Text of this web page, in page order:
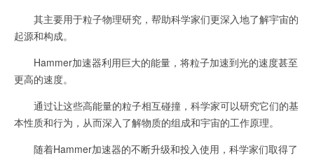
其主要用于粒子物理研究，帮助科学家们更深入地了解宇宙的
起源和构成。
Hammer加速器利用巨大的能量，将粒子加速到光的速度甚至
更高的速度。
通过让这些高能量的粒子相互碰撞，科学家可以研究它们的基
本性质和行为，从而深入了解物质的组成和宇宙的工作原理。
随着Hammer加速器的不断升级和投入使用，科学家们取得了